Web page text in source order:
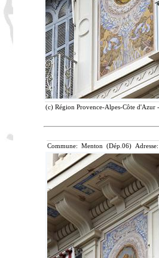
(c) Région Provence-Alpes-Côte
Commune: Menton (Dép.06)